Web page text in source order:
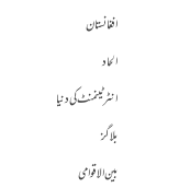
افغانستان
الحاد
انٹرٹینمنٹ کی دنیا
بلاگز
بین الاقوامی